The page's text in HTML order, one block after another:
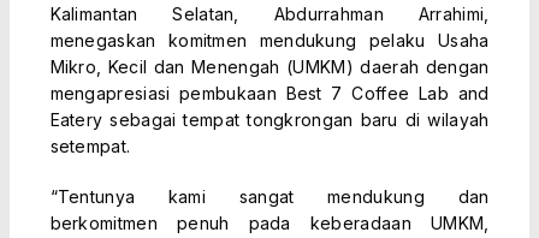
Kalimantan Selatan, Abdurrahman Arrahimi,
menegaskan komitmen mendukung pelaku Usaha
Mikro, Kecil dan Menengah (UMKM) daerah dengan
mengapresiasi pembukaan Best 7 Coffee Lab and
Eatery sebagai tempat tongkrongan baru di wilayah
setempat.
“Tentunya kami sangat mendukung dan
berkomitmen penuh pada keberadaan UMKM,